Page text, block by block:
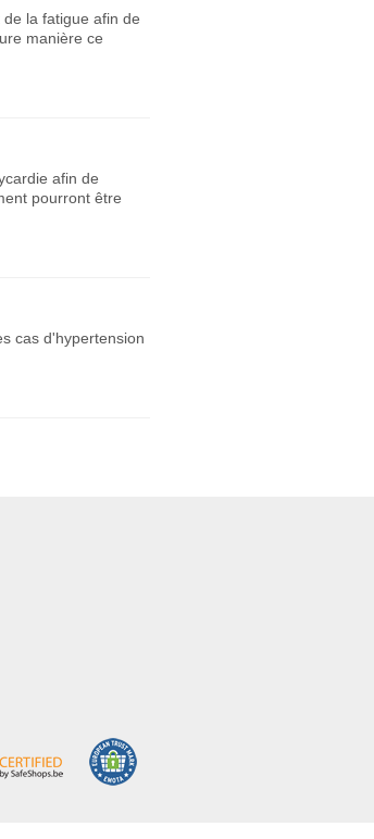
la fatigue afin de
manière ce
afin de
pourront être
cas d'hypertension